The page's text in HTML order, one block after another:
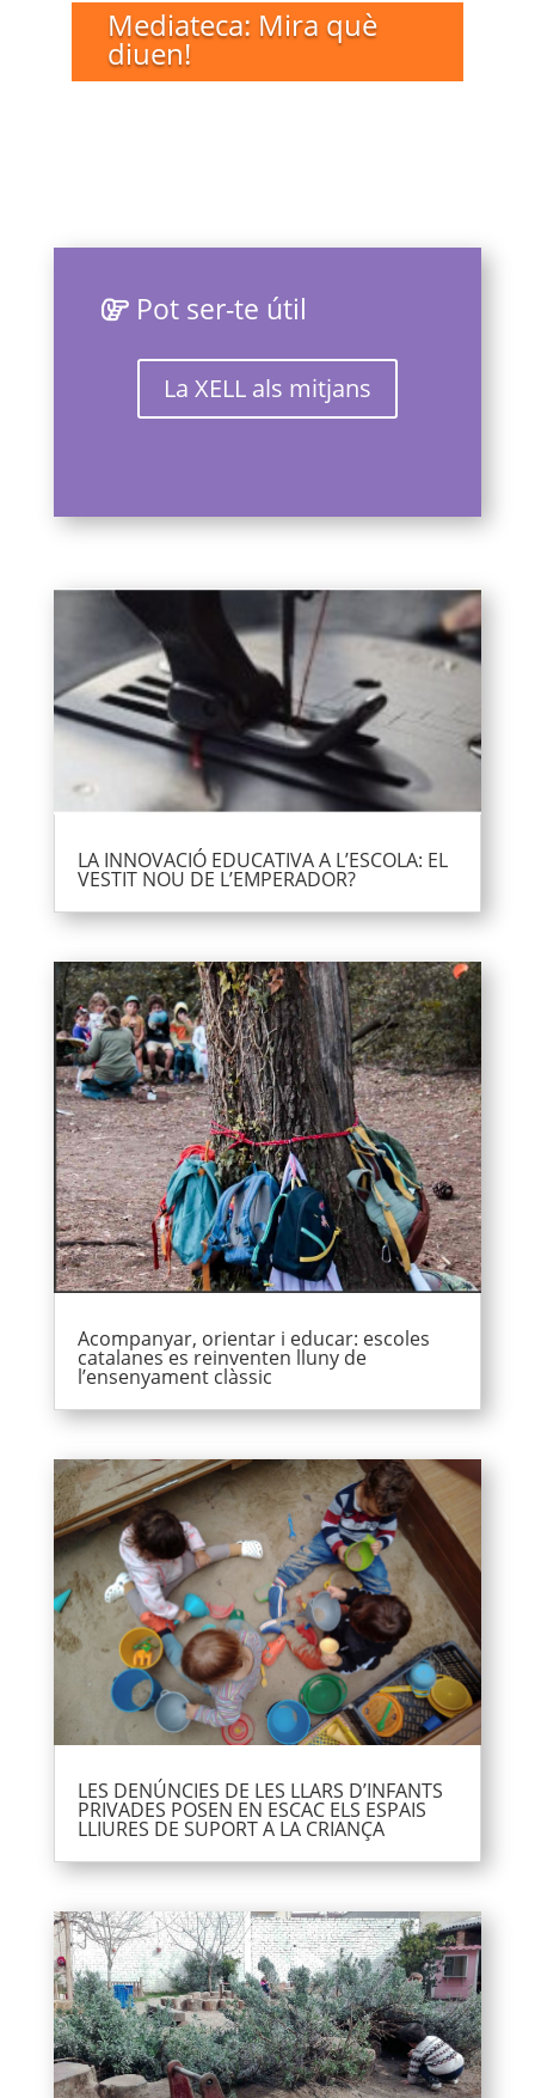
Mediateca: Mira què
diuen!
Pot ser-te útil
La XELL als mitjans
LA INNOVACIÓ EDUCATIVA A L’ESCOLA: EL
VESTIT NOU DE L’EMPERADOR?
Acompanyar, orientar i educar: escoles
catalanes es reinventen lluny de
l’ensenyament clàssic
LES DENÚNCIES DE LES LLARS D’INFANTS
PRIVADES POSEN EN ESCAC ELS ESPAIS
LLIURES DE SUPORT A LA CRIANÇA